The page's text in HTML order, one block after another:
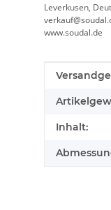
Leverkusen,
www.soudal.de
Wert
Inhalt: